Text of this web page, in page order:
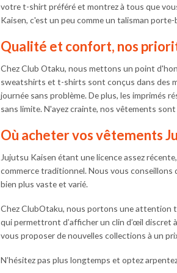
votre t-shirt préféré et montrez à tous que
Kaisen, c'est un peu comme un talisman
Qualité et confort, nos
Chez Club Otaku, nous mettons un point
sweatshirts et t-shirts sont conçus dans des
journée sans problème. De plus, les imprimés
sans limite. N'ayez crainte, nos vêtements
Où acheter vos vêtements
Jujutsu Kaisen étant une licence assez
commerce traditionnel. Nous vous conseillons
bien plus vaste et varié.
Chez ClubOtaku, nous portons une attention
qui permettront d’afficher un clin d’œil discret
vous proposer de nouvelles collections à un
N’hésitez pas plus longtemps et optez